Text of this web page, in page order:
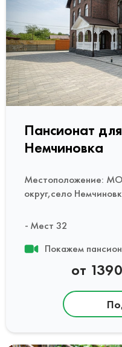
Пансионат
Немчиновка
Местоположение:
округ,село
Мест 32
Покажем
от